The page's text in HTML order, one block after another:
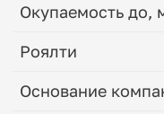
Окупаемость до,
Роялти
Основание